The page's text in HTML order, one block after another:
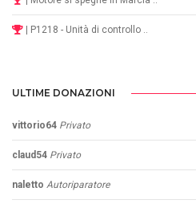
| P1218 - Unità di controllo ..
ULTIME DONAZIONI
vittorio64 Privato
claud54 Privato
naletto Autoriparatore